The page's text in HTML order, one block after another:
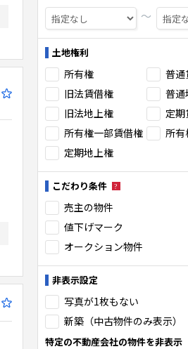
〜
土地権利
所有権
普通
旧法賃借権
普通
旧法地上権
定
所有権一部賃借権
所
定期地上権
こだわり条件
売主の物件
値下げマーク
オークション物件
非表示設定
写真が1枚もない
新築（中古物件のみ表示）
特定の不動産会社の物件を非表示